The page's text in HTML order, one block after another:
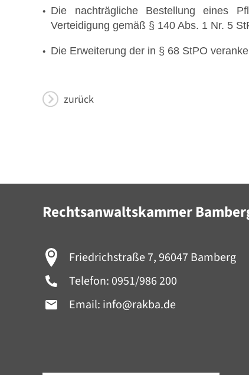
Die nachträgliche Bestellung eines
Verteidigung gemäß § 140 Abs. 1 Nr. 5
Die Erweiterung der in § 68 StPO
zurück
Rechtsanwaltskammer
Friedrichstraße 7, 96047 Bamberg
Telefon: 0951/986 200
Email: info@rakba.de